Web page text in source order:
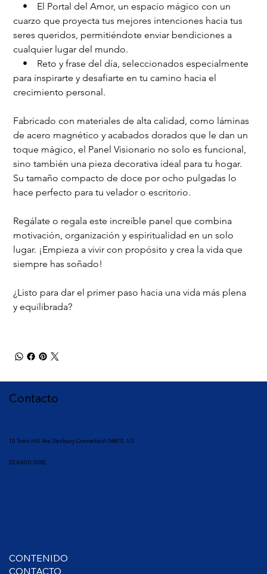
•    El Portal del Amor, un espacio mágico con un
cuarzo que proyecta tus mejores intenciones hacia tus
seres queridos, permitiéndote enviar bendiciones a
cualquier lugar del mundo.
•    Reto y frase del día, seleccionados especialmente
para inspirarte y desafiarte en tu camino hacia el
crecimiento personal.
Fabricado con materiales de alta calidad, como láminas
de acero magnético y acabados dorados que le dan un
toque mágico, el Panel Visionario no solo es funcional,
sino también una pieza decorativa ideal para tu hogar.
Su tamaño compacto de doce por ocho pulgadas lo
hace perfecto para tu velador o escritorio.
Regálate o regala este increíble panel que combina
motivación, organización y espiritualidad en un solo
lugar. ¡Empieza a vivir con propósito y crea la vida que
siempre has soñado!
¿Listo para dar el primer paso hacia una vida más plena
y equilibrada?
Contacto
10 Town Hill Ave, Danbury Connecticut 06810, US
203-600-5082
CONTENIDO
CONTACTO